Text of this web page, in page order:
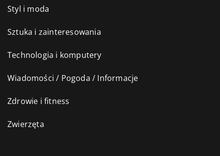
Styl i moda
Sztuka i zainteresowania
Technologia i komputery
Wiadomości / Pogoda / Informacje
Zdrowie i fitness
Zwierzęta